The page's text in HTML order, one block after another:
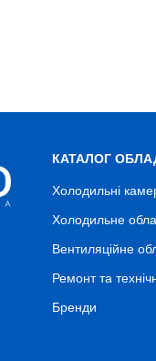
КАТАЛОГ
Холодильні
Холодильне
Вентиляційне
Ремонт та
Бренди